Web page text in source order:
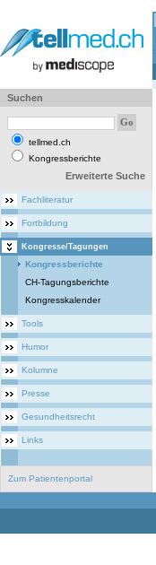
Suchen
tellmed.ch
Kongressberichte
Erweiterte Suche
Fachliteratur
Fortbildung
Kongresse/Tagungen
Kongressberichte
CH-Tagungsberichte
Kongresskalender
Tools
Humor
Kolumne
Presse
Gesundheitsrecht
Links
Zum Patientenportal